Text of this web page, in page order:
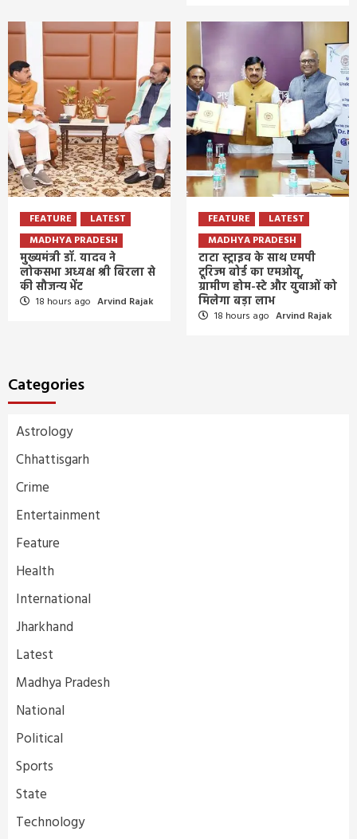
FEATURE
LATEST
MADHYA PRADESH
मुख्यमंत्री डॉ. यादव ने
लोकसभा अध्यक्ष श्री बिरला से
की सौजन्य भेंट
18 hours ago Arvind Rajak
FEATURE
LATEST
MADHYA PRADESH
टाटा स्ट्राइव के साथ एमपी
टूरिज्म बोर्ड का एमओयू,
ग्रामीण होम-स्टे और युवाओं को
मिलेगा बड़ा लाभ
18 hours ago Arvind Rajak
Categories
Astrology
Chhattisgarh
Crime
Entertainment
Feature
Health
International
Jharkhand
Latest
Madhya Pradesh
National
Political
Sports
State
Technology